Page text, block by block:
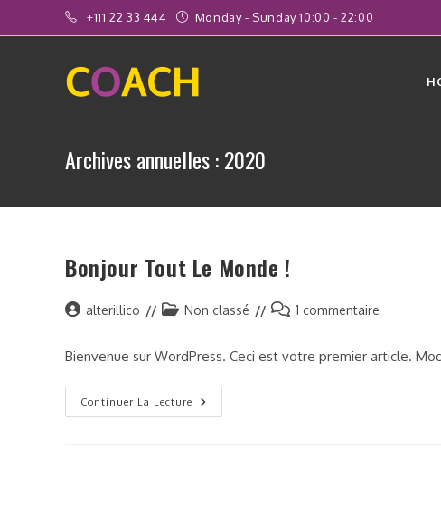
to
+111 22 33 444 Monday - Sunday 10:00 - 22:00
Archives annuelles : 2020
Bonjour Tout Le Monde !
Auteur/autrice
publication :
alterillico
PostNon classé
Commentaires
publication :
1 commentaire
Bienvenue sur WordPress. Ceci est votre premier article.
Continuer La Lecture
Bonjour
Tout